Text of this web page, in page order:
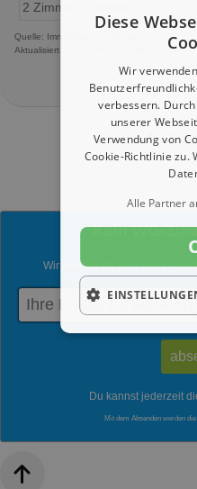
2 Zimmer
Quelle: Immobilienscout24.de
Aktualisiert: 16 Stunden, 57 Minuten
1 - 2
Kein WG-
Wir senden dir gern neue
Du kannst jederzeit
Mit dem Absenden werden die
Diese
Wir
verbessern.
unserer
Verwendung von
Cookie-Richtlinie zu.
Alle Partner